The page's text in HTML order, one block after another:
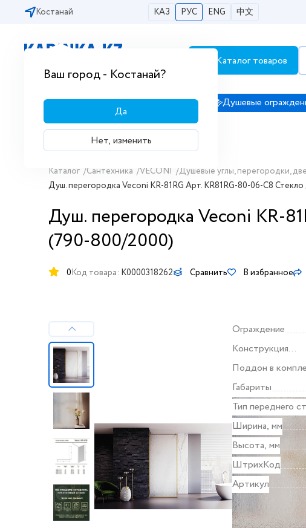
Костанай КАЗ РУС ENG 中文
Ваш город - Костанай?
Да
Нет, изменить
Бесплатная доставка по городам РК
Каталог товаров
Сантехника Душевые кабины Душевые
Каталог /Сантехника /VECONI /Душевые углы, перегородки,
Душ. перегородка Veconi KR-81RG Арт. KR81RG-80-06-C8
Душ. перегородка Veconi KR-
(790-800/2000)
0Код товара: K0000318262 Сравнить В избранное
Ограждение
Конструкция
дверей
Поддон в
Габариты
Тип переднего
Ширина, мм
Высота, мм
ШтрихКод
Артикул